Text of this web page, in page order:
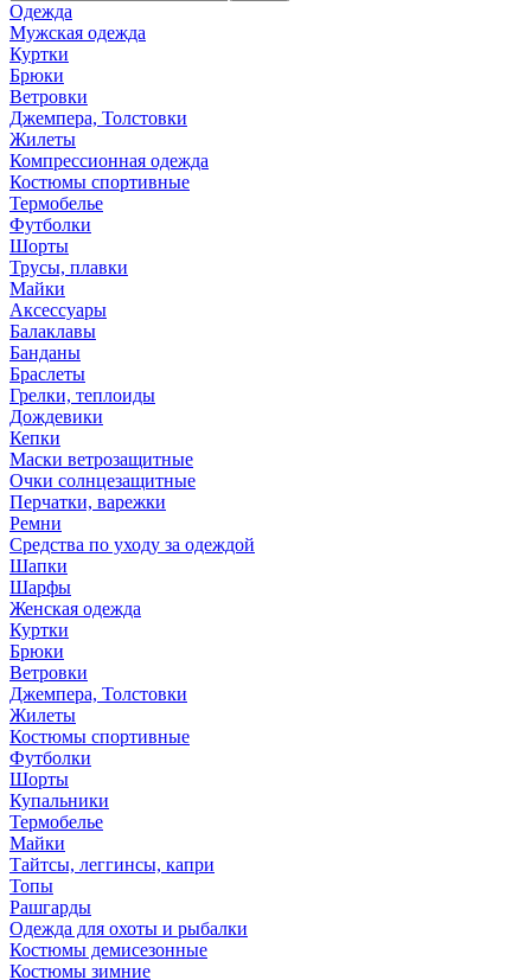
Одежда
Мужская одежда
Куртки
Брюки
Ветровки
Джемпера, Толстовки
Жилеты
Компрессионная одежда
Костюмы спортивные
Термобелье
Футболки
Шорты
Трусы, плавки
Майки
Аксессуары
Балаклавы
Банданы
Браслеты
Грелки, теплоиды
Дождевики
Кепки
Маски ветрозащитные
Очки солнцезащитные
Перчатки, варежки
Ремни
Средства по уходу за одеждой
Шапки
Шарфы
Женская одежда
Куртки
Брюки
Ветровки
Джемпера, Толстовки
Жилеты
Костюмы спортивные
Футболки
Шорты
Купальники
Термобелье
Майки
Тайтсы, леггинсы, капри
Топы
Рашгарды
Одежда для охоты и рыбалки
Костюмы демисезонные
Костюмы зимние